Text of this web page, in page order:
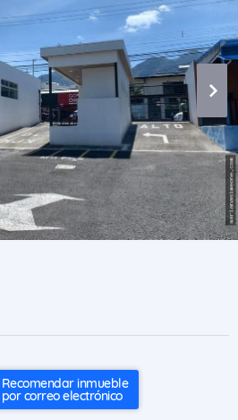
Recomendar inmueble
por correo electrónico